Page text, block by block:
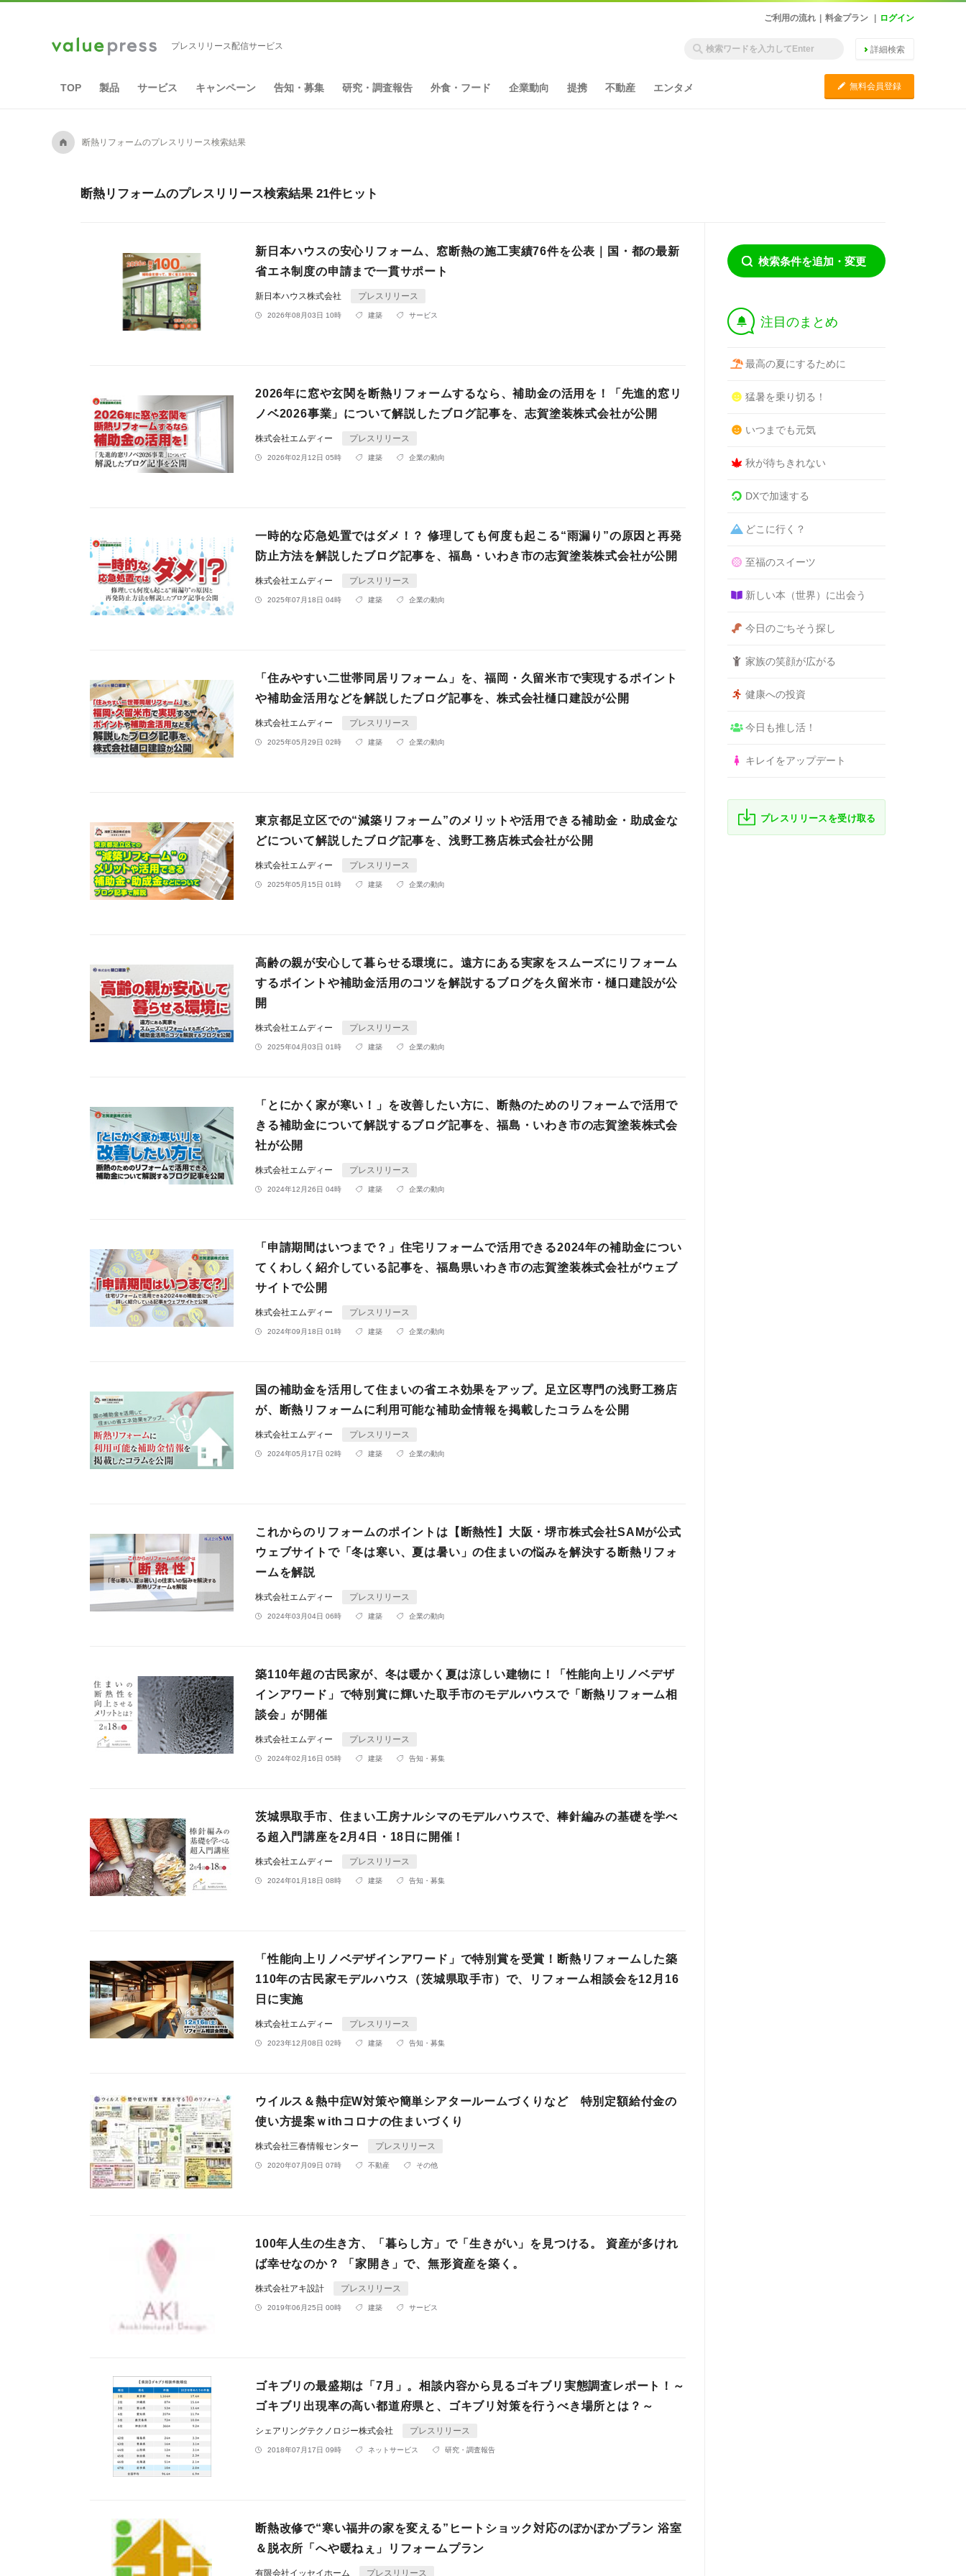
ご利用の流れ 料金プラン ログイン
プレスリリース配信サービス 詳細検索
TOP 製品 サービス キャンペーン 告知・募集 研究・調査報告 外食・フード 企業動向 提携 不動産 エンタメ C 無料会員登録
A 断熱リフォームのプレスリリース検索結果
断熱リフォームのプレスリリース検索結果 21件ヒット
新日本ハウスの安心リフォーム、窓断熱の施工実績76件を公表｜国・都の最新
省エネ制度の申請まで一貫サポート
新日本ハウス株式会社 プレスリリース
2026年08月03日 10時 建築 サービス
2026年に窓や玄関を断熱リフォームするなら、補助金の活用を！「先進的窓リ
ノベ2026事業」について解説したブログ記事を、志賀塗装株式会社が公開
株式会社エムディー プレスリリース
2026年02月12日 05時 建築 企業の動向
一時的な応急処置ではダメ！？ 修理しても何度も起こる“雨漏り”の原因と再発
防止方法を解説したブログ記事を、福島・いわき市の志賀塗装株式会社が公開
株式会社エムディー プレスリリース
2025年07月18日 04時 建築 企業の動向
「住みやすい二世帯同居リフォーム」を、福岡・久留米市で実現するポイント
や補助金活用などを解説したブログ記事を、株式会社樋口建設が公開
株式会社エムディー プレスリリース
2025年05月29日 02時 建築 企業の動向
東京都足立区での“減築リフォーム”のメリットや活用できる補助金・助成金な
どについて解説したブログ記事を、浅野工務店株式会社が公開
株式会社エムディー プレスリリース
2025年05月15日 01時 建築 企業の動向
高齢の親が安心して暮らせる環境に。遠方にある実家をスムーズにリフォーム
するポイントや補助金活用のコツを解説するブログを久留米市・樋口建設が公
開
株式会社エムディー プレスリリース
2025年04月03日 01時 建築 企業の動向
「とにかく家が寒い！」を改善したい方に、断熱のためのリフォームで活用で
きる補助金について解説するブログ記事を、福島・いわき市の志賀塗装株式会
社が公開
株式会社エムディー プレスリリース
2024年12月26日 04時 建築 企業の動向
「申請期間はいつまで？」住宅リフォームで活用できる2024年の補助金につい
てくわしく紹介している記事を、福島県いわき市の志賀塗装株式会社がウェブ
サイトで公開
株式会社エムディー プレスリリース
2024年09月18日 01時 建築 企業の動向
国の補助金を活用して住まいの省エネ効果をアップ。足立区専門の浅野工務店
が、断熱リフォームに利用可能な補助金情報を掲載したコラムを公開
株式会社エムディー プレスリリース
2024年05月17日 02時 建築 企業の動向
これからのリフォームのポイントは【断熱性】大阪・堺市株式会社SAMが公式
ウェブサイトで「冬は寒い、夏は暑い」の住まいの悩みを解決する断熱リフォ
ームを解説
株式会社エムディー プレスリリース
2024年03月04日 06時 建築 企業の動向
築110年超の古民家が、冬は暖かく夏は涼しい建物に！「性能向上リノベデザ
インアワード」で特別賞に輝いた取手市のモデルハウスで「断熱リフォーム相
談会」が開催
株式会社エムディー プレスリリース
2024年02月16日 05時 建築 告知・募集
茨城県取手市、住まい工房ナルシマのモデルハウスで、棒針編みの基礎を学べ
る超入門講座を2月4日・18日に開催！
株式会社エムディー プレスリリース
2024年01月18日 08時 建築 告知・募集
「性能向上リノベデザインアワード」で特別賞を受賞！断熱リフォームした築
110年の古民家モデルハウス（茨城県取手市）で、リフォーム相談会を12月16
日に実施
株式会社エムディー プレスリリース
2023年12月08日 02時 建築 告知・募集
ウイルス＆熱中症W対策や簡単シアタールームづくりなど 特別定額給付金の
使い方提案ｗithコロナの住まいづくり
株式会社三春情報センター プレスリリース
2020年07月09日 07時 不動産 その他
100年人生の生き方、「暮らし方」で「生きがい」を見つける。 資産が多けれ
ば幸せなのか？ 「家開き」で、無形資産を築く。
株式会社アキ設計 プレスリリース
2019年06月25日 00時 建築 サービス
ゴキブリの最盛期は「7月」。相談内容から見るゴキブリ実態調査レポート！～
ゴキブリ出現率の高い都道府県と、ゴキブリ対策を行うべき場所とは？～
シェアリングテクノロジー株式会社 プレスリリース
2018年07月17日 09時 ネットサービス 研究・調査報告
断熱改修で“寒い福井の家を変える”ヒートショック対応のぽかぽかプラン 浴室
＆脱衣所「へや暖ねぇ」リフォームプラン
有限会社イッセイホーム プレスリリース
検索条件を追加・変更
† 注目のまとめ
最高の夏にするために
猛暑を乗り切る！
いつまでも元気
秋が待ちきれない
DXで加速する
どこに行く？
至福のスイーツ
新しい本（世界）に出会う
今日のごちそう探し
家族の笑顔が広がる
健康への投資
今日も推し活！
キレイをアップデート
プレスリリースを受け取る